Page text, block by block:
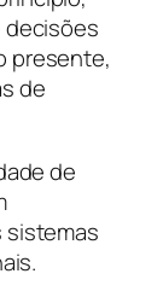
presente,
de
de
sistemas